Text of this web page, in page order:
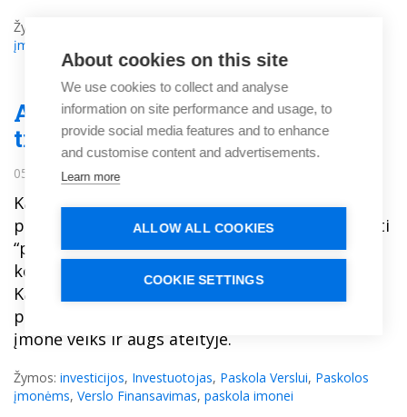
About cookies on this site
We use cookies to collect and analyse
information on site performance and usage, to
provide social media features and to enhance
and customise content and advertisements.
Learn more
ALLOW ALL COOKIES
COOKIE SETTINGS
Žymos:
įmonėms
Ar jums reikia investuotojo? Ar
tiesiog paskolos verslui?
05.03.2018
Kai smulkaus verslo savininkams reikia
papildomo kapitalo įmonėje, jie pradeda ieškoti
“pinigų“. Tačiau, pirmiausia reikėtų nuspręsti,
kokia pinigų forma yra tinkamiausia verslui.
Kalbant apie verslo pradžią arba plėtrą,
pasirinktas pinigų šaltinis gali nulemti tai, kaip
įmonė veiks ir augs ateityje.
Žymos: investicijos, Investuotojas, Paskola Verslui, Paskolos
įmonėms, Verslo Finansavimas, paskola imonei